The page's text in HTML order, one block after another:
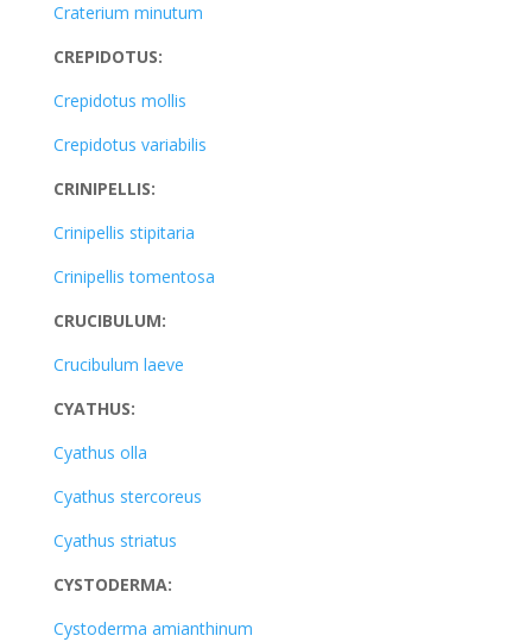
Craterium minutum
CREPIDOTUS:
Crepidotus mollis
Crepidotus variabilis
CRINIPELLIS:
Crinipellis stipitaria
Crinipellis tomentosa
CRUCIBULUM:
Crucibulum laeve
CYATHUS:
Cyathus olla
Cyathus stercoreus
Cyathus striatus
CYSTODERMA:
Cystoderma amianthinum